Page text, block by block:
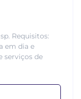
Requisitos:
em dia e
serviços de